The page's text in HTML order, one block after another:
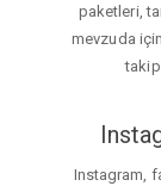
paketleri,
mevzuda
Instagram,